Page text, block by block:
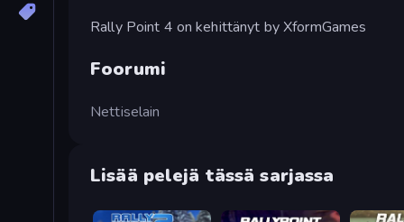
Rally Point 4 on kehittänyt by XformGames
Foorumi
Nettiselain
Lisää pelejä tässä sarjassa